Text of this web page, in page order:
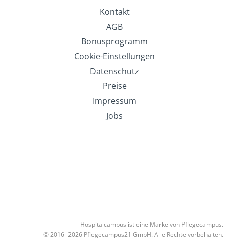
Kontakt
AGB
Bonusprogramm
Cookie-Einstellungen
Datenschutz
Preise
Impressum
Jobs
Hospitalcampus ist eine Marke von Pflegecampus.
© 2016- 2026 Pflegecampus21 GmbH. Alle Rechte vorbehalten.